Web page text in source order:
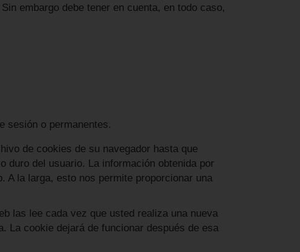
embargo debe tener en cuenta, en todo caso,
sesión o permanentes.
de cookies de su navegador hasta que
duro del usuario. La información obtenida por
A la larga, esto nos permite proporcionar una
las lee cada vez que usted realiza una nueva
La cookie dejará de funcionar después de esa